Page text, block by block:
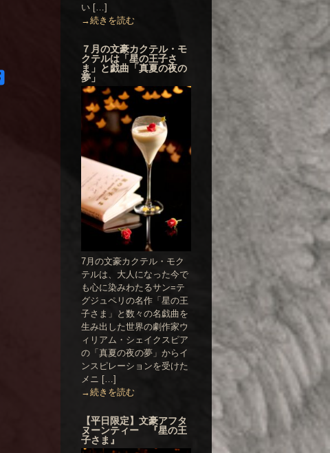
い […]
→続きを読む
７月の文豪カクテル・モ
クテルは「星の王子さ
ま」と戯曲「真夏の夜の
夢」
7月の文豪カクテル・モク
テルは、大人になった今で
も心に染みわたるサン=テ
グジュペリの名作「星の王
子さま」と数々の名戯曲を
生み出した世界の劇作家ウ
ィリアム・シェイクスピア
の「真夏の夜の夢」からイ
ンスピレーションを受けた
メニ […]
→続きを読む
【平日限定】文豪アフタ
ヌーンティー 『星の王
子さま』